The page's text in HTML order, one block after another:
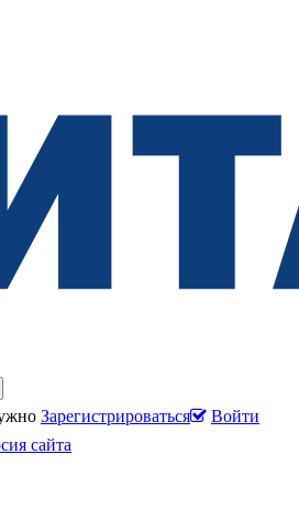
Зарегистрироваться
Войти
сайта